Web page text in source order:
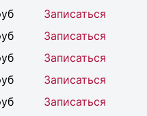
Записаться
Записаться
Записаться
Записаться
Записаться